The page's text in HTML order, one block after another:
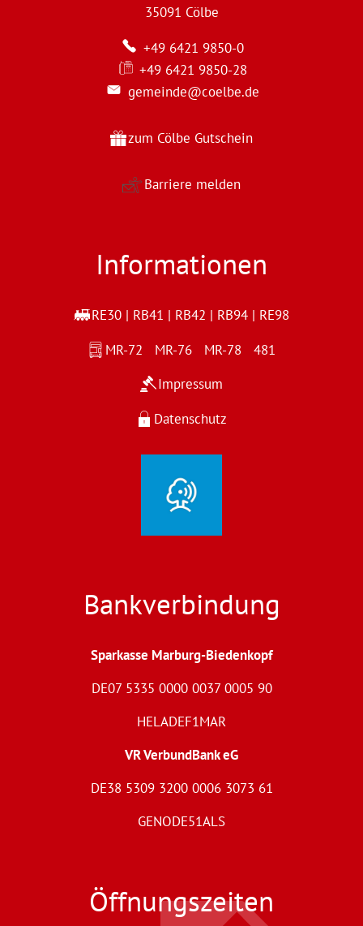
35091 Cölbe
+49 6421 9850-0
+49 6421 9850-28
gemeinde@coelbe.de
zum Cölbe Gutschein
Barriere melden
Informationen
RE30 | RB41 | RB42 | RB94 | RE98
MR-72 MR-76 MR-78 481
Impressum
Datenschutz
Bankverbindung
Sparkasse Marburg-Biedenkopf
DE07 5335 0000 0037 0005 90
HELADEF1MAR
VR VerbundBank eG
DE38 5309 3200 0006 3073 61
GENODE51ALS
Öffnungszeiten